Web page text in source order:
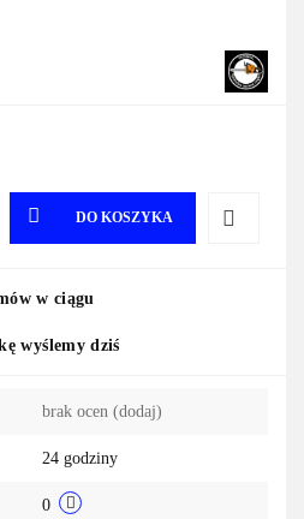
DO KOSZYKA
w ciągu
wyślemy dziś
brak ocen (dodaj)
24 godziny
0